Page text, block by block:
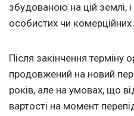
збудованою на цій землі,
особистих чи комерційних
Після закінчення
продовжений на новий
років, але на умовах, що
вартості на момент